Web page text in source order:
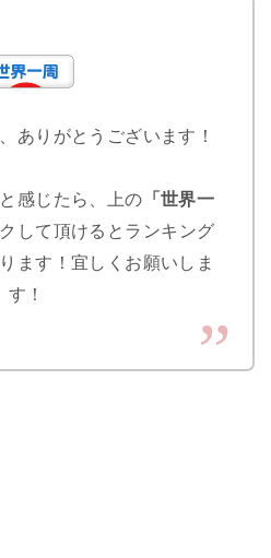
ありがとうございます！
感じたら、上の 「世界一
して頂けるとランキング
ます！宜しくお願いしま
す！